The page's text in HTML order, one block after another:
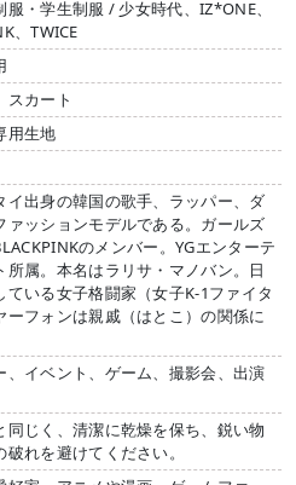
服・学生制服 / 少女時代、IZ*ONE、
、TWICE
スカート
用生地
イ出身の韓国の歌手、ラッパー、ダ
ァッションモデルである。ガールズ
のメンバー。YGエンターテ
所属。本名はラリサ・マノバン。日
ている女子格闘家（女子K-1ファイタ
ーフォンは親戚（はとこ）の関係に
、イベント、ゲーム、撮影会、出演
同じく、清潔に乾燥を保ち、鋭い物
破れを避けてください。